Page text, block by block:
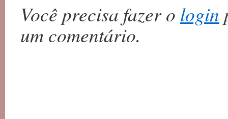
Você precisa fazer o login
um comentário.